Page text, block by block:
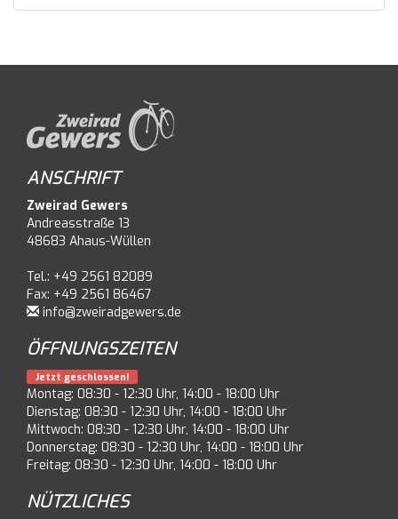
ANSCHRIFT
Zweirad Gewers
Andreasstraße 13
48683 Ahaus-Wüllen
Tel.: +49 2561 82089
Fax: +49 2561 86467
info@zweiradgewers.de
ÖFFNUNGSZEITEN
Jetzt geschlossen!
Montag: 08:30 - 12:30 Uhr, 14:00 - 18:00 Uhr
Dienstag: 08:30 - 12:30 Uhr, 14:00 - 18:00 Uhr
Mittwoch: 08:30 - 12:30 Uhr, 14:00 - 18:00 Uhr
Donnerstag: 08:30 - 12:30 Uhr, 14:00 - 18:00 Uhr
Freitag: 08:30 - 12:30 Uhr, 14:00 - 18:00 Uhr
NÜTZLICHES